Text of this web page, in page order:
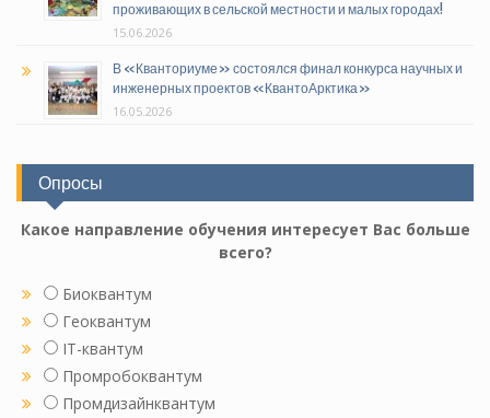
проживающих в сельской местности и малых городах!
15.06.2026
В «Кванториуме» состоялся финал конкурса научных и
инженерных проектов «КвантоАрктика»
16.05.2026
Опросы
Какое направление обучения интересует Вас больше
всего?
Биоквантум
Геоквантум
IT-квантум
Промробоквантум
Промдизайнквантум